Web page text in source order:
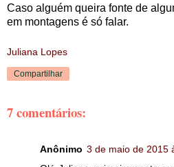
Caso alguém queira fonte de
em montagens é só falar.
Juliana Lopes
Compartilhar
7 comentários:
Anônimo 3 de maio de 2015